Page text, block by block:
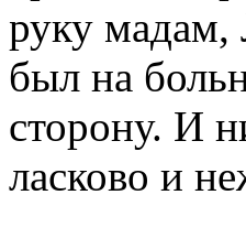
руку мадам,
был на
сторону. И
ласково и